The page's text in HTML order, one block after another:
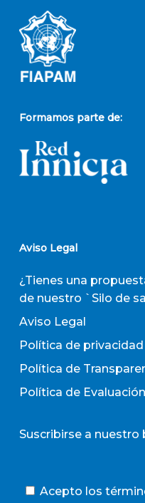
Formamos parte de:
Aviso Legal
¿Tienes una
de nuestro `Silo de
Aviso Legal
Política de privacidad
Política de
Política de
Suscribirse a
Acepto los